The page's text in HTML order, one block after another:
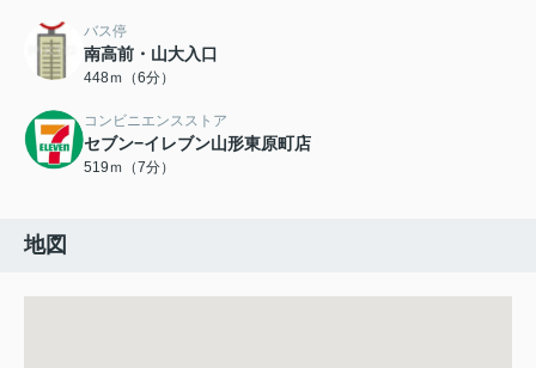
バス停
南高前・山大入口
448ｍ（6分）
コンビニエンスストア
セブン−イレブン山形東原町店
519ｍ（7分）
地図